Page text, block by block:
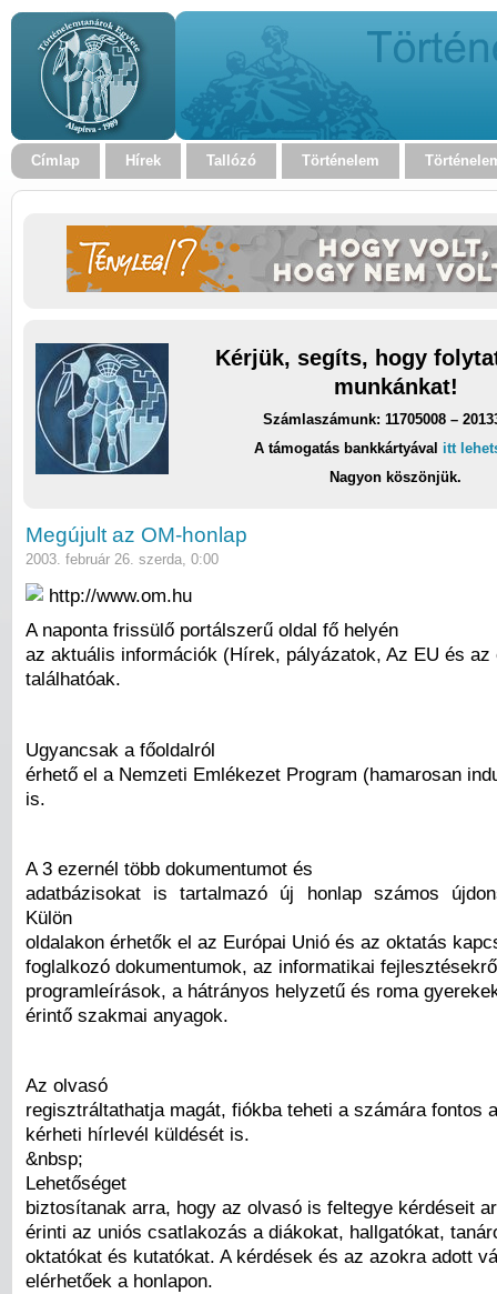
Címlap Hírek Tallózó Történelem
Kérjük, segíts, hogy
munkánkat!
Számlaszámunk: 11705008 –
A támogatás bankkártyával itt
Nagyon köszönjük.
Megújult az OM-honlap
2003. február 26. szerda, 0:00
http://www.om.hu
A naponta frissülő portálszerű oldal fő helyén
az aktuális információk (Hírek, pályázatok, Az EU és az
találhatóak.
Ugyancsak a főoldalról
érhető el a Nemzeti Emlékezet Program (hamarosan
is.
A 3 ezernél több dokumentumot és
adatbázisokat is tartalmazó új honlap számos
Külön
oldalakon érhetők el az Európai Unió és az oktatás
foglalkozó dokumentumok, az informatikai
programleírások, a hátrányos helyzetű és roma
érintő szakmai anyagok.
Az olvasó
regisztráltathatja magát, fiókba teheti a számára fontos
kérheti hírlevél küldését is.
&nbsp;
Lehetőséget
biztosítanak arra, hogy az olvasó is feltegye kérdéseit
érinti az uniós csatlakozás a diákokat, hallgatókat,
oktatókat és kutatókat. A kérdések és az azokra adott
elérhetőek a honlapon.